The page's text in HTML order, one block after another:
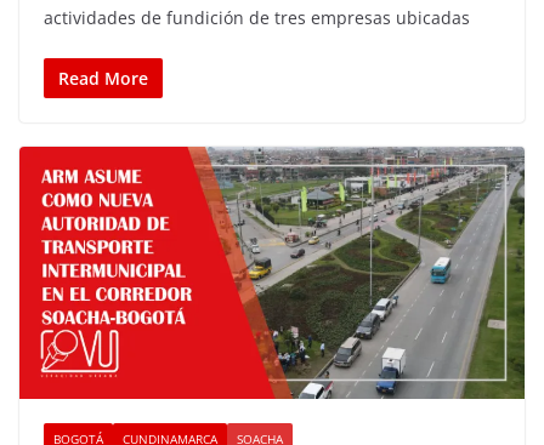
actividades de fundición de tres empresas ubicadas
Read More
BOGOTÁ CUNDINAMARCA SOACHA